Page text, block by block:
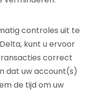
controles uit te
kunt u ervoor
correct
dat uw account(s)
de tijd om uw